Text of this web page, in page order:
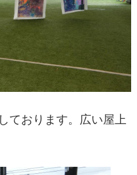
ております。広い屋上